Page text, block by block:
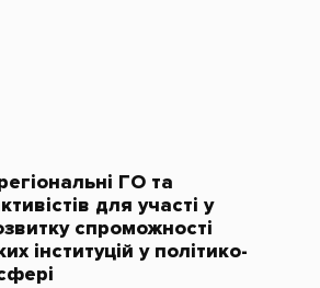
ГО та
для участі у
спроможності
інституцій у політико-